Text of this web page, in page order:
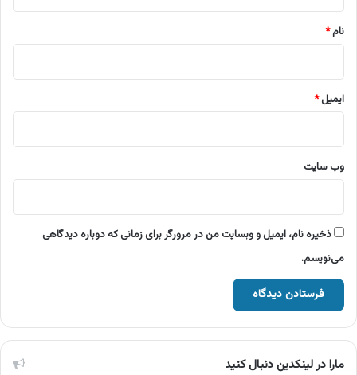
نام*
ایمیل*
وب‌ سایت
ذخیره نام، ایمیل و وبسایت من در مرورگر برای زمانی که دوباره دیدگاهی
می‌نویسم.
مارا در لینکدین دنبال کنید